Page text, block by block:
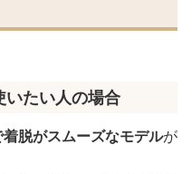
いたい人の場合
脱がスムーズなモデルが